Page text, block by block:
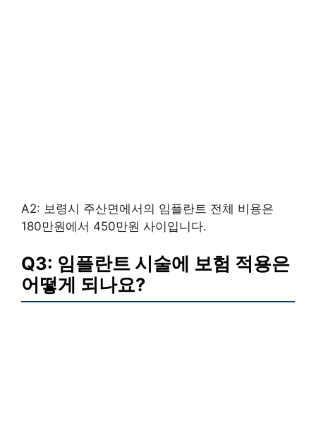
A2: 보령시 주산면에서의 임플란트 전체 비용은
180만원에서 450만원 사이입니다.
Q3: 임플란트 시술에 보험 적용은
어떻게 되나요?